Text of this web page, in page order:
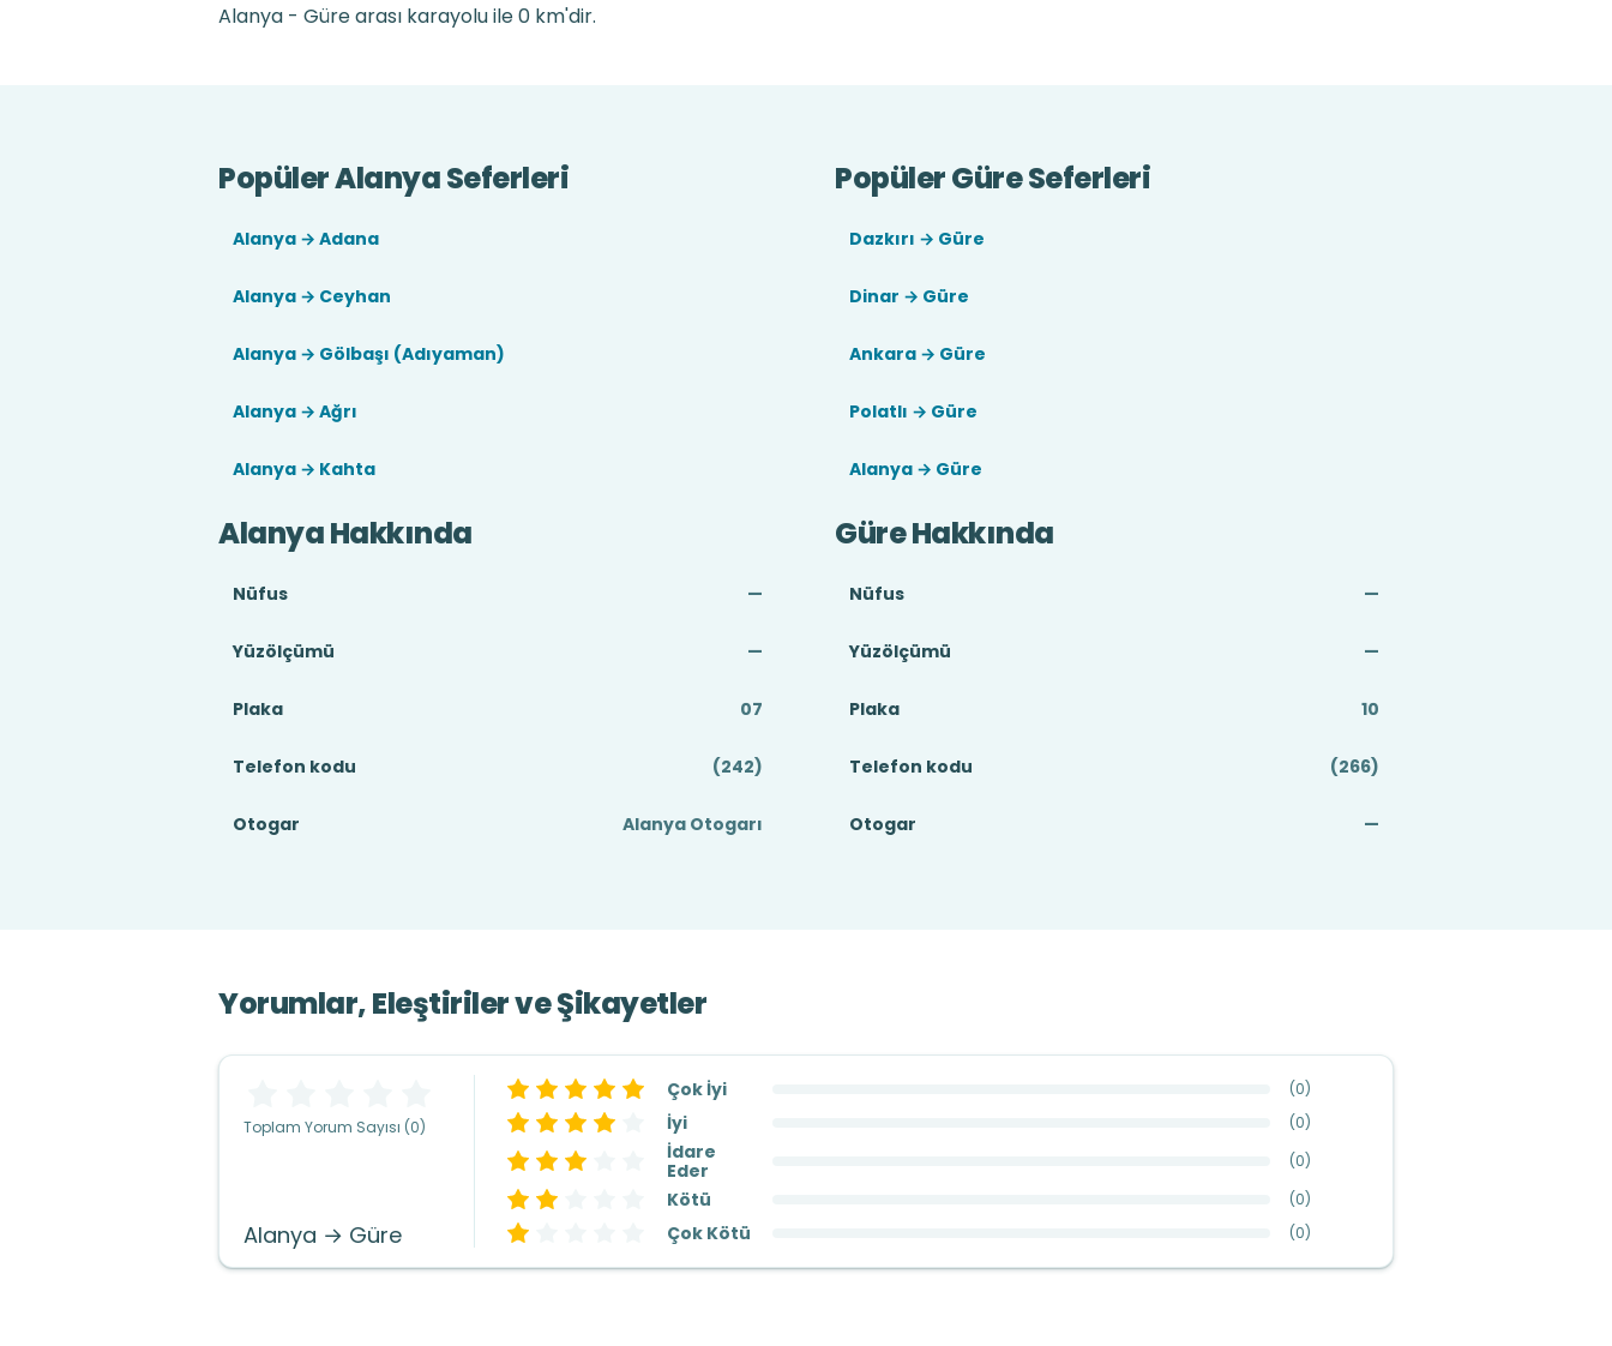
Alanya - Güre arası karayolu ile 0 km'dir.
Popüler Alanya Seferleri
Alanya → Adana
Alanya → Ceyhan
Alanya → Gölbaşı (Adıyaman)
Alanya → Ağrı
Alanya → Kahta
Popüler Güre Seferleri
Dazkırı → Güre
Dinar → Güre
Ankara → Güre
Polatlı → Güre
Alanya → Güre
Alanya Hakkında
Nüfus —
Yüzölçümü —
Plaka 07
Telefon kodu (242)
Otogar Alanya Otogarı
Güre Hakkında
Nüfus —
Yüzölçümü —
Plaka 10
Telefon kodu (266)
Otogar —
Yorumlar, Eleştiriler ve Şikayetler
Toplam Yorum Sayısı (0)
Alanya → Güre
Çok İyi (0)
İyi (0)
İdare
Eder
(0)
Kötü (0)
Çok Kötü (0)